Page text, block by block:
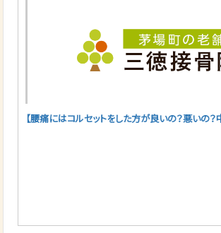
【腰痛にはコルセットをした方が良いの？悪いの？